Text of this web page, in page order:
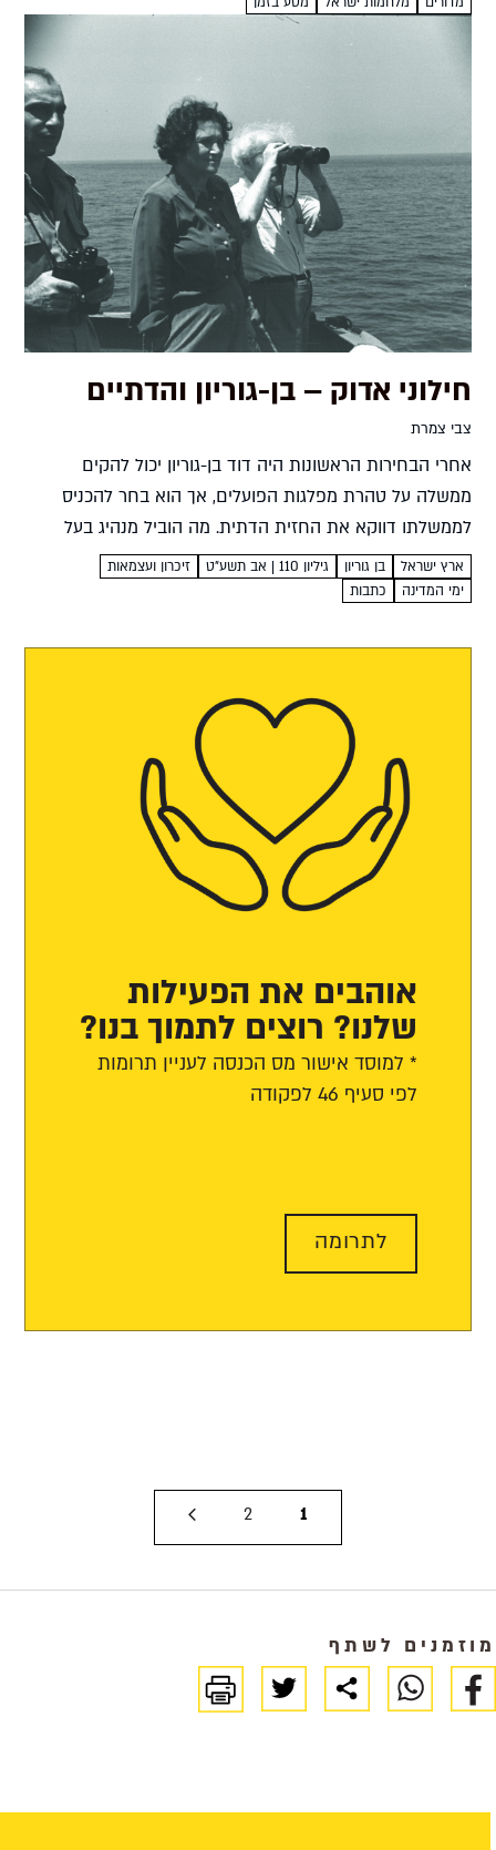
חילוני אדוק – בן-גוריון והדתיים
צבי צמרת
אחרי הבחירות הראשונות היה דוד בן-גוריון יכול להקים
ממשלה על טהרת מפלגות הפועלים, אך הוא בחר להכניס
לממשלתו דווקא את החזית הדתית. מה הוביל מנהיג בעל
הכרה חילונית ברורה לוותר על מדינה חילונית? צבי צמרת...
ארץ ישראל בן גוריון גיליון 110 | אב תשע"ט
זיכרון ועצמאות
ימי המדינה
כתבות
אוהבים את הפעילות
שלנו? רוצים לתמוך בנו?
* למוסד אישור מס הכנסה לעניין תרומות
לפי סעיף 46 לפקודה
לתרומה
1
2
מוזמנים לשתף